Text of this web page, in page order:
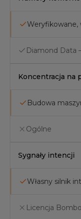
Weryfikowane,
Diamond Data
Koncentracja na
Budowa
Ogólne
Sygnały intencji
Własny silnik
Licencja